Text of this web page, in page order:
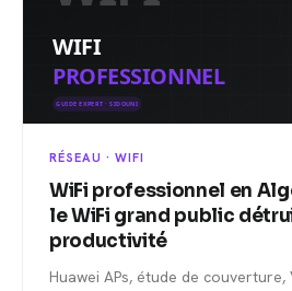
RÉSEAU · WIFI
WiFi professionnel en
le WiFi grand public
productivité
Huawei APs, étude de couverture,